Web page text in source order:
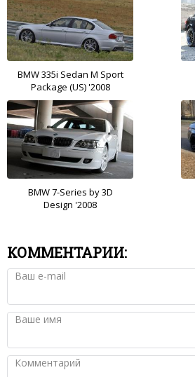
BMW 335i Sedan M Sport
Package (US) '2008
BMW 7-Series by 3D
Design '2008
КОММЕНТАРИИ:
Ваш e-mail
Ваше имя
Комментарий